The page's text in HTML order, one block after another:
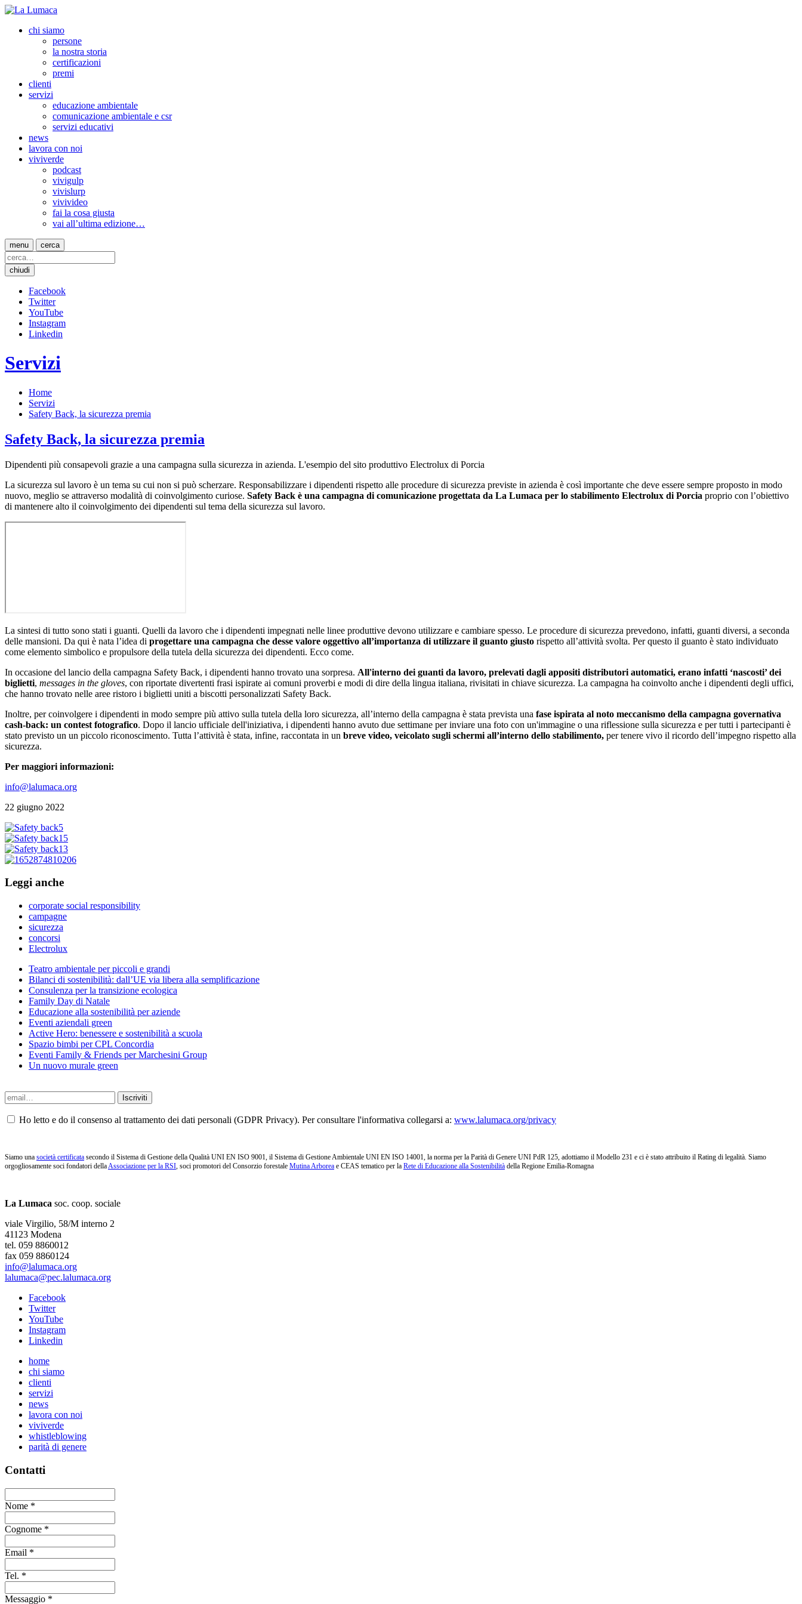
chi siamo
persone
la nostra storia
certificazioni
premi
clienti
servizi
educazione ambientale
comunicazione ambientale e csr
servizi educativi
news
lavora con noi
viviverde
podcast
vivigulp
vivislurp
vivivideo
fai la cosa giusta
vai all’ultima edizione…
menu cerca
chiudi
Facebook
Twitter
YouTube
Instagram
Linkedin
Servizi
Home
Servizi
Safety Back, la sicurezza premia
Safety Back, la sicurezza premia
Dipendenti più consapevoli grazie a una campagna sulla sicurezza in azienda. L'esempio del sito produttivo Electrolux di Porcia
La sicurezza sul lavoro è un tema su cui non si può scherzare. Responsabilizzare i dipendenti rispetto alle procedure di sicurezza previste in azienda è così importante che deve essere sempre proposto in modo
nuovo, meglio se attraverso modalità di coinvolgimento curiose. Safety Back è una campagna di comunicazione progettata da La Lumaca per lo stabilimento Electrolux di Porcia proprio con l’obiettivo
di mantenere alto il coinvolgimento dei dipendenti sul tema della sicurezza sul lavoro.
La sintesi di tutto sono stati i guanti. Quelli da lavoro che i dipendenti impegnati nelle linee produttive devono utilizzare e cambiare spesso. Le procedure di sicurezza prevedono, infatti, guanti diversi, a seconda
delle mansioni. Da qui è nata l’idea di progettare una campagna che desse valore oggettivo all’importanza di utilizzare il guanto giusto rispetto all’attività svolta. Per questo il guanto è stato individuato
come elemento simbolico e propulsore della tutela della sicurezza dei dipendenti. Ecco come.
In occasione del lancio della campagna Safety Back, i dipendenti hanno trovato una sorpresa. All'interno dei guanti da lavoro, prelevati dagli appositi distributori automatici, erano infatti ‘nascosti’ dei
biglietti, messages in the gloves, con riportate divertenti frasi ispirate ai comuni proverbi e modi di dire della lingua italiana, rivisitati in chiave sicurezza. La campagna ha coinvolto anche i dipendenti degli uffici,
che hanno trovato nelle aree ristoro i biglietti uniti a biscotti personalizzati Safety Back.
Inoltre, per coinvolgere i dipendenti in modo sempre più attivo sulla tutela della loro sicurezza, all’interno della campagna è stata prevista una fase ispirata al noto meccanismo della campagna governativa
cash-back: un contest fotografico. Dopo il lancio ufficiale dell'iniziativa, i dipendenti hanno avuto due settimane per inviare una foto con un'immagine o una riflessione sulla sicurezza e per tutti i partecipanti è
stato previsto un un piccolo riconoscimento. Tutta l’attività è stata, infine, raccontata in un breve video, veicolato sugli schermi all’interno dello stabilimento, per tenere vivo il ricordo dell’impegno rispetto alla
sicurezza.
Per maggiori informazioni:
info@lalumaca.org
22 giugno 2022
Leggi anche
corporate social responsibility
campagne
sicurezza
concorsi
Electrolux
Teatro ambientale per piccoli e grandi
Bilanci di sostenibilità: dall’UE via libera alla semplificazione
Consulenza per la transizione ecologica
Family Day di Natale
Educazione alla sostenibilità per aziende
Eventi aziendali green
Active Hero: benessere e sostenibilità a scuola
Spazio bimbi per CPL Concordia
Eventi Family & Friends per Marchesini Group
Un nuovo murale green
Ho letto e do il consenso al trattamento dei dati personali (GDPR Privacy). Per consultare l'informativa collegarsi a: www.lalumaca.org/privacy
Siamo una società certificata secondo il Sistema di Gestione della Qualità UNI EN ISO 9001, il Sistema di Gestione Ambientale UNI EN ISO 14001, la norma per la Parità di Genere UNI PdR 125, adottiamo il Modello 231 e ci è stato attribuito il Rating di legalità. Siamo
orgogliosamente soci fondatori dellaAssociazione per la RSI, soci promotori del Consorzio forestale Mutina Arborea e CEAS tematico per la Rete di Educazione alla Sostenibilità della Regione Emilia-Romagna
La Lumaca soc. coop. sociale
viale Virgilio, 58/M interno 2
41123 Modena
tel. 059 8860012
fax 059 8860124
info@lalumaca.org
lalumaca@pec.lalumaca.org
Facebook
Twitter
YouTube
Instagram
Linkedin
home
chi siamo
clienti
servizi
news
lavora con noi
viviverde
whistleblowing
parità di genere
Contatti
Nome *
Cognome *
Email *
Tel. *
Messaggio *